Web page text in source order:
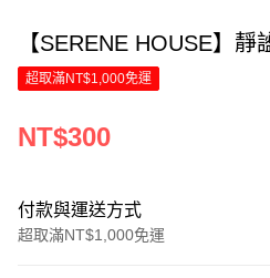
【SERENE HOUSE】靜
超取滿NT$1,000免運
NT$300
付款與運送方式
超取滿NT$1,000免運